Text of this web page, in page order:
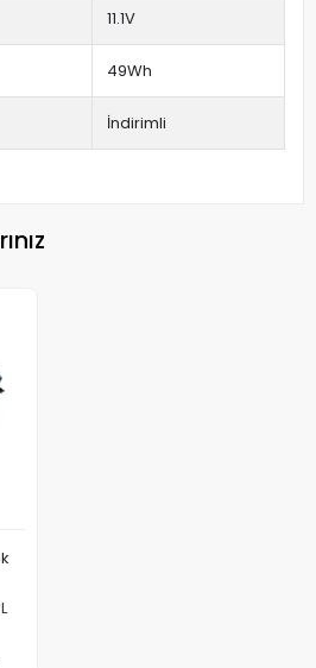
11.1V
49Wh
İndirimli